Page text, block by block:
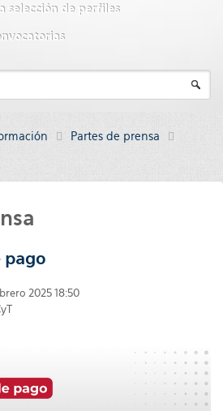
selección de perfiles
Partes de prensa
pago
2025 18:50